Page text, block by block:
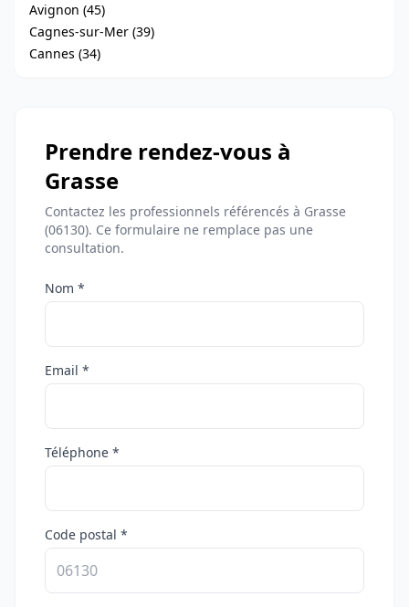
Avignon (45)
Cagnes-sur-Mer (39)
Cannes (34)
Prendre rendez-vous à
Grasse
Contactez les professionnels référencés à Grasse
(06130). Ce formulaire ne remplace pas une
consultation.
Nom *
Email *
Téléphone *
Code postal *